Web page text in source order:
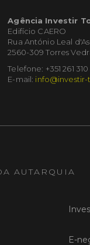
Agência Investir
Edifício CAERO
Rua António Leal
2560-309 Torres
Telefone: +351 261 310
E-mail:
AUTARQUIA
E-